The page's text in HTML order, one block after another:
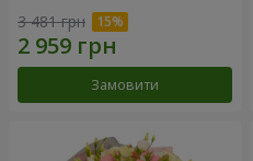
3 481 грн
Замовити